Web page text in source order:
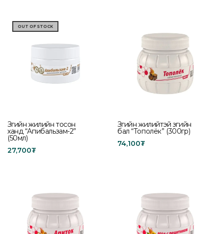
OUT OF STOCK
Зөгийн жилийн тосон
ханд “Апибальзам-2”
(50мл)
27,700₮
Зөгийн жилийтэй зөгийн
бал “Тополёк” (300гр)
74,100₮